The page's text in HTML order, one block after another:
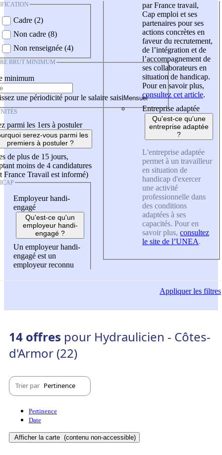
Cadre (2)
Non cadre (8)
Non renseignée (4)
BRUT MINIMUM
minimum
une périodicité pour le salaire saisi
parmi les 1ers à postuler
serez-vous parmi les
premiers à postuler ?
de plus de 15 jours,
moins de 4 candidatures
France Travail est informé)
Employeur handi-
engagé
Qu'est-ce qu'un
employeur handi-
engagé ?
Un employeur handi-
engagé est un
employeur reconnu
par France travail,
Cap emploi et ses
partenaires pour ses
actions concrètes en
faveur du recrutement,
de l’intégration et de
l’accompagnement de
ses collaborateurs en
situation de handicap.
Pour en savoir plus,
consultez cet article.
Entreprise adaptée
Qu'est-ce qu'une
entreprise adaptée
?
L'entreprise adaptée
permet à un travailleur
en situation de
handicap d'exercer
une activité
professionnelle dans
des conditions
adaptées à ses
capacités. Pour en
savoir plus, consultez
le site de l’UNEA.
Appliquerles filtres
14 offres pour Hydraulicien - Côtes-
d'Armor (22)
Trier par Pertinence
Pertinence
Date
Afficher la carte (contenu non-accessible)